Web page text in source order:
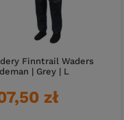
Finntrail Waders
| Grey | L
zł